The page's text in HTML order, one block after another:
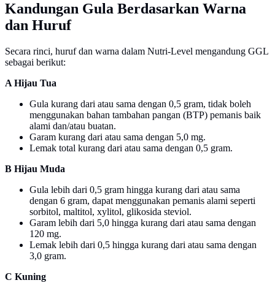
Kandungan Gula Berdasarkan Warna
dan Huruf
Secara rinci, huruf dan warna dalam Nutri-Level mengandung GGL
sebagai berikut:
A Hijau Tua
Gula kurang dari atau sama dengan 0,5 gram, tidak boleh
menggunakan bahan tambahan pangan (BTP) pemanis baik
alami dan/atau buatan.
Garam kurang dari atau sama dengan 5,0 mg.
Lemak total kurang dari atau sama dengan 0,5 gram.
B Hijau Muda
Gula lebih dari 0,5 gram hingga kurang dari atau sama
dengan 6 gram, dapat menggunakan pemanis alami seperti
sorbitol, maltitol, xylitol, glikosida steviol.
Garam lebih dari 5,0 hingga kurang dari atau sama dengan
120 mg.
Lemak lebih dari 0,5 hingga kurang dari atau sama dengan
3,0 gram.
C Kuning